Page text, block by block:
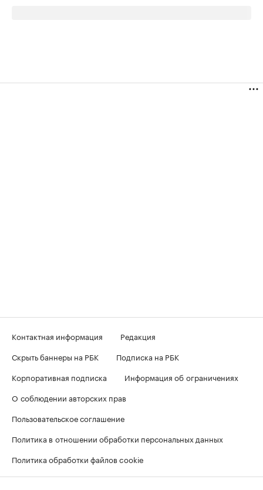
Контактная информация
Редакция
Скрыть баннеры на РБК
Подписка на РБК
Корпоративная подписка
Информация об ограничениях
О соблюдении авторских прав
Пользовательское соглашение
Политика в отношении обработки персональных данных
Политика обработки файлов cookie